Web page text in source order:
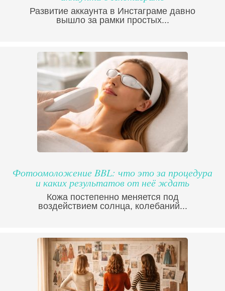
Развитие аккаунта в Инстаграме давно
вышло за рамки простых...
Фотоомоложение BBL: что это за процедура
и каких результатов от неё ждать
Кожа постепенно меняется под
воздействием солнца, колебаний...